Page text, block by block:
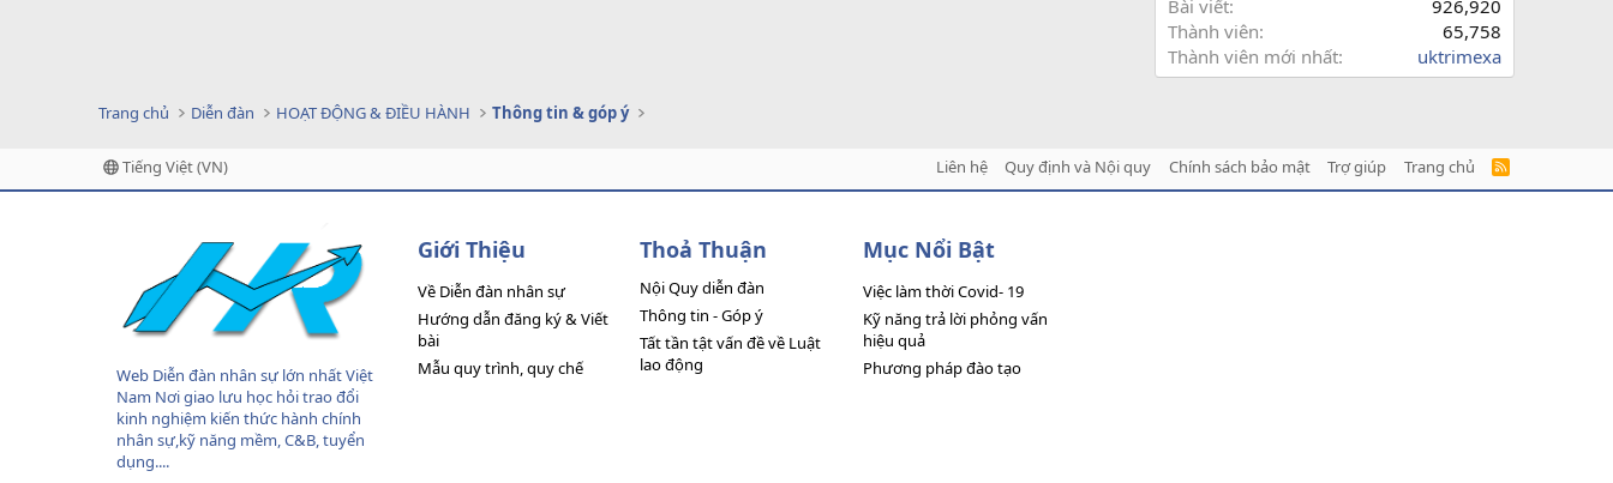
Bài viết
926,920
Thành viên
65,758
Thành viên mới nhất
uktrimexa
Trang chủ Diễn đàn HOẠT ĐỘNG & ĐIỀU HÀNH Thông tin & góp ý
Tiếng Việt (VN) Liên hệ Quy định và Nội quy Chính sách bảo mật Trợ giúp Trang chủ
R
Web Diễn đàn nhân sự lớn nhất Việt
Nam Nơi giao lưu học hỏi trao đổi
kinh nghiệm kiến thức hành chính
nhân sự,kỹ năng mềm, C&B, tuyển
dụng....
Giới Thiệu
Về Diễn đàn nhân sự
Hướng dẫn đăng ký & Viết
bài
Mẫu quy trình, quy chế
Thoả Thuận
Nội Quy diễn đàn
Thông tin - Góp ý
Tất tần tật vấn đề về Luật
lao động
Mục Nổi Bật
Việc làm thời Covid- 19
Kỹ năng trả lời phỏng vấn
hiệu quả
Phương pháp đào tạo